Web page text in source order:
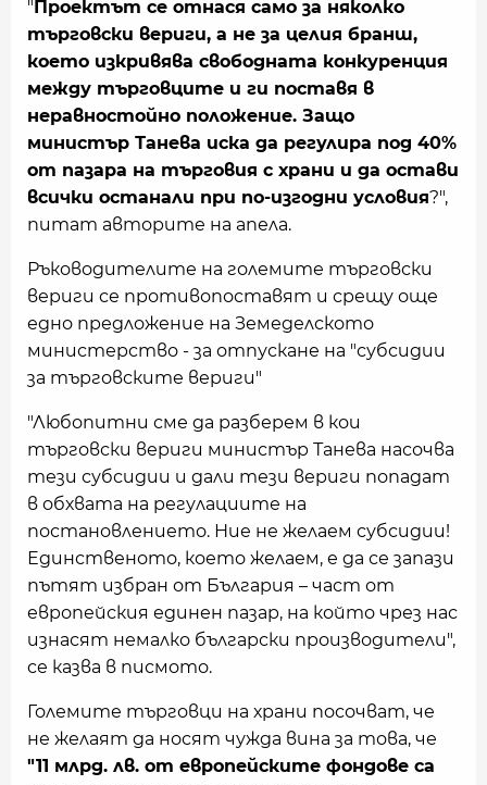
" Проектът се отнася само за няколко
търговски вериги, а не за целия бранш,
което изкривява свободната конкуренция
между търговците и ги поставя в
неравностойно положение. Защо
министър Танева иска да регулира под 40%
от пазара на търговия с храни и да остави
всички останали при по-изгодни условия?",
питат авторите на апела.
Ръководителите на големите търговски
вериги се противопоставят и срещу още
едно предложение на Земеделското
министерство - за отпускане на "субсидии
за търговските вериги"
"Любопитни сме да разберем в кои
търговски вериги министър Танева насочва
тези субсидии и дали тези вериги попадат
в обхвата на регулациите на
постановлението. Ние не желаем субсидии!
Единственото, което желаем, е да се запази
пътят избран от България – част от
европейския единен пазар, на който чрез нас
изнасят немалко български производители",
се казва в писмото.
Големите търговци на храни посочват, че
не желаят да носят чужда вина за това, че
"11 млрд. лв. от европейските фондове са